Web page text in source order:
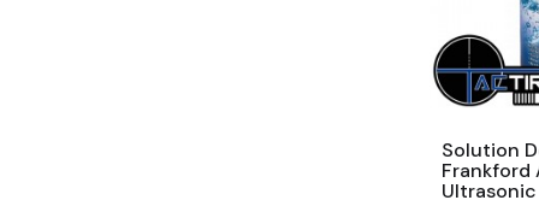
Solution
Frankford